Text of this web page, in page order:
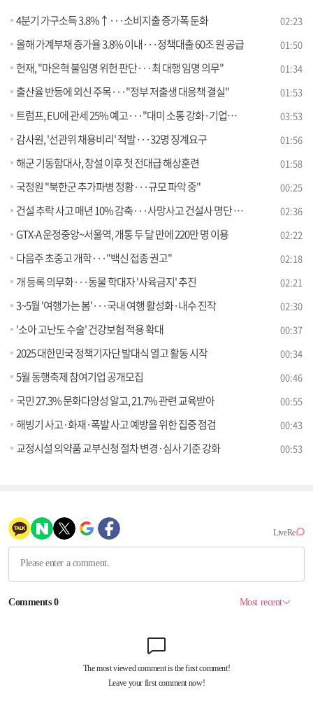
4분기 가구소득 3.8%↑···소비지출 증가폭 둔화 02:23
올해 가계부채 증가율 3.8% 이내···정책대출 60조 원 공급 01:50
헌재, "마은혁 불임명 위헌 판단···최 대행 임명 의무" 01:34
출산율 반등에 외신 주목···"정부 저출생 대응책 결실" 01:53
트럼프, EU에 관세 25% 예고···"대미 소통 강화·기업피해 최소화" [뉴스의 맥] 03:53
감사원, '선관위 채용비리' 적발···32명 징계요구 01:56
해군 기동함대사, 창설 이후 첫 전대급 해상훈련 01:58
국정원 "북한군 추가파병 정황···규모 파악 중" 00:25
건설 추락 사고 매년 10% 감축···사망사고 건설사 명단 공개 02:36
GTX-A 운정중앙~서울역, 개통 두 달 만에 220만 명 이용 02:22
다음주 초중고 개학···"백신 접종 권고" 02:18
개 등록 의무화···동물 학대자 '사육금지' 추진 02:21
3~5월 '여행가는 봄'···국내 여행 활성화·내수 진작 02:30
'소아 고난도 수술' 건강보험 적용 확대 00:37
2025 대한민국 정책기자단 발대식 열고 활동 시작 00:34
5월 동행축제 참여기업 공개모집 00:46
국민 27.3% 문화다양성 알고, 21.7% 관련 교육받아 00:55
해빙기 사고·화재·폭발 사고 예방을 위한 집중 점검 00:43
교정시설 의약품 교부신청 절차 변경·심사 기준 강화 00:53